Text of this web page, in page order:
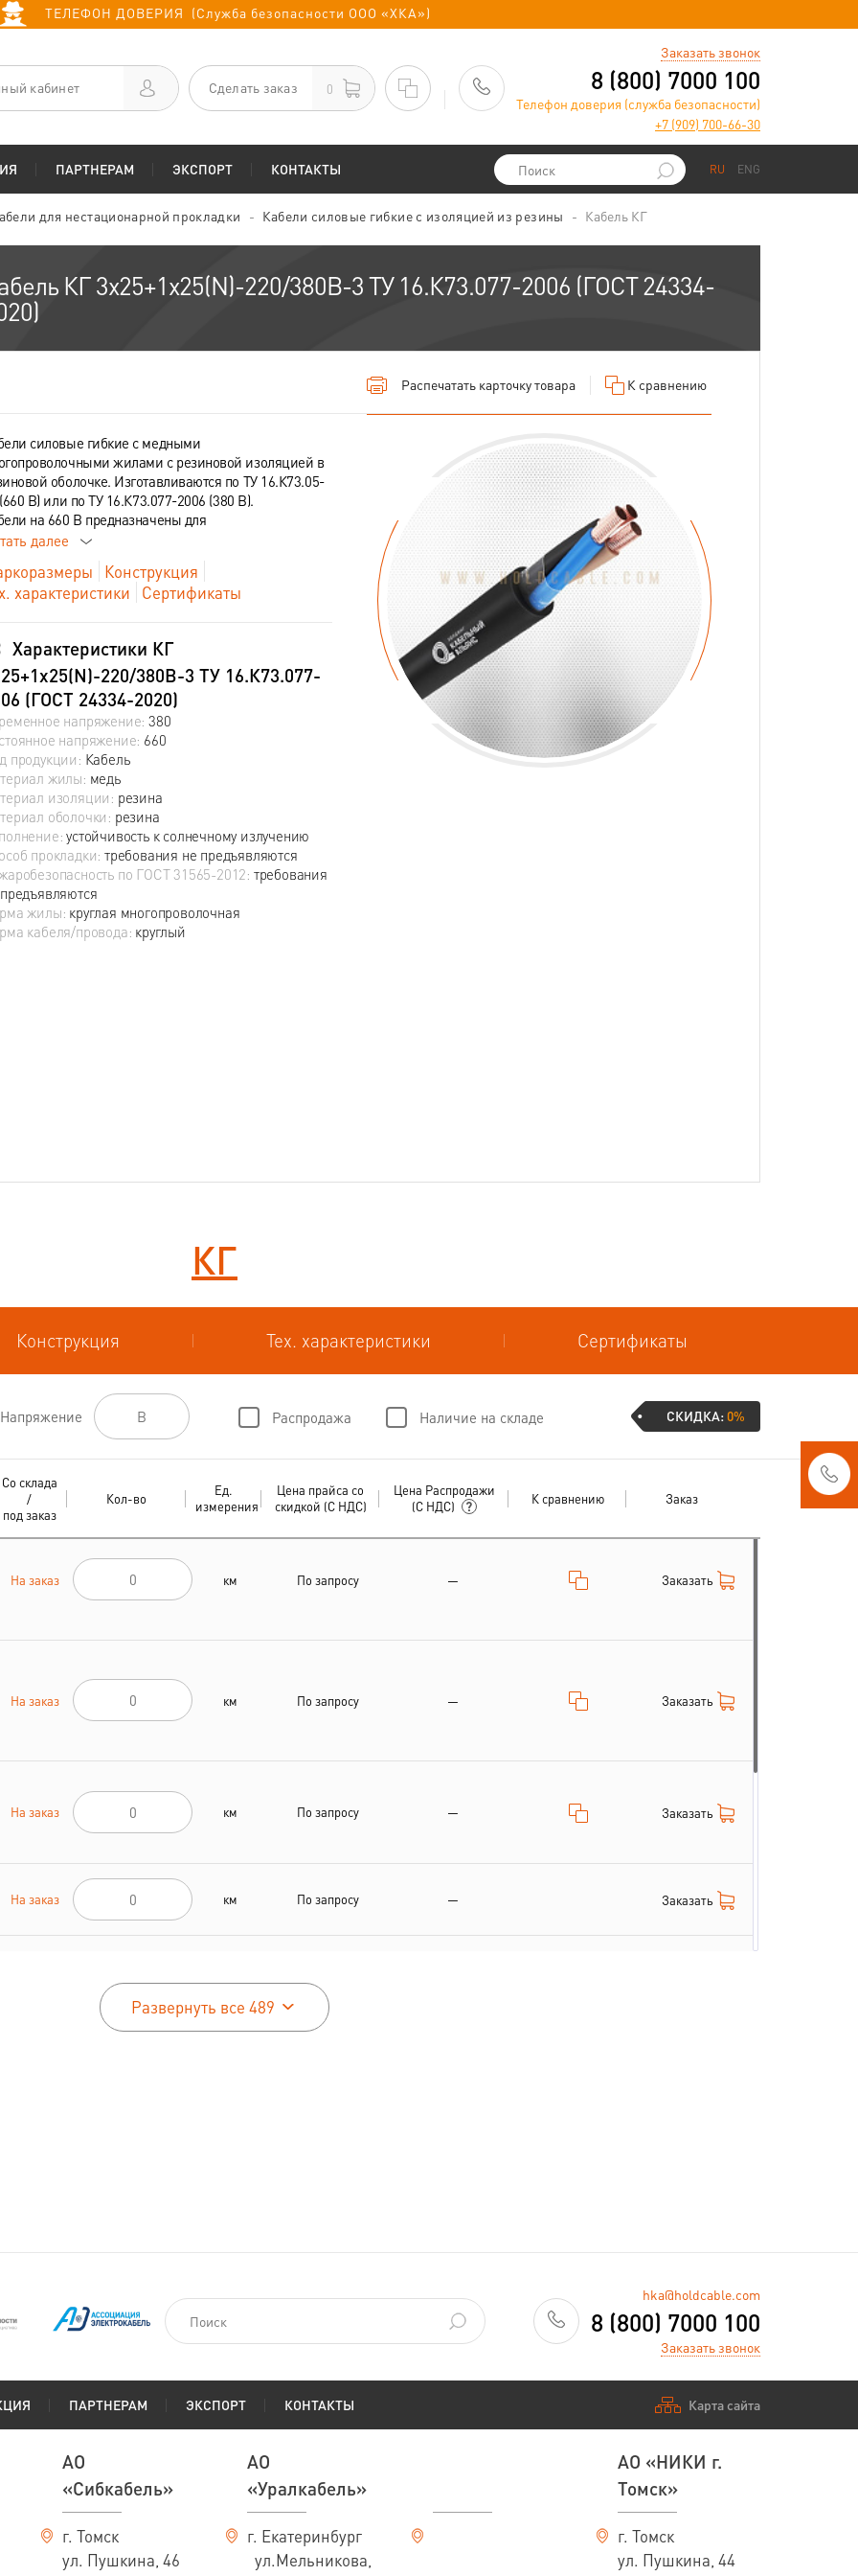
ТЕЛЕФОН ДОВЕРИЯ (Служба безопасности ООО «ХКА»)
кабинет Сделать заказ 0
Заказать звонок
8 (800) 7000 100
Телефон доверия (служба безопасности)
+7 (909) 700-66-30
ПАРТНЕРАМ ЭКСПОРТ КОНТАКТЫ RU ENG
для нестационарной прокладки Кабели силовые гибкие с изоляцией из резины Кабель КГ
КГ 3х25+1х25(N)-220/380В-3 ТУ 16.К73.077-2006 (ГОСТ 24334-
Распечатать карточку товара К сравнению
силовые гибкие с медными
жилами с резиновой изоляцией в
оболочке. Изготавливаются по ТУ 16.К73.05-
В) или по ТУ 16.К73.077-2006 (380 В).
на 660 В предназначены для
далее
Конструкция
характеристики
Сертификаты
Характеристики КГ
220/380В-3 ТУ 16.К73.077-
(ГОСТ 24334-2020)
напряжение: 380
напряжение: 660
продукции: Кабель
жилы: медь
изоляции: резина
оболочки: резина
устойчивость к солнечному излучению
прокладки: требования не предъявляются
по ГОСТ 31565-2012: требования
жилы: круглая многопроволочная
кабеля/провода: круглый
КГ
Конструкция Тех. характеристики Сертификаты
Напряжение Распродажа Наличие на складе СКИДКА:0%
Со склада
/
под заказ
Кол-во
Ед.
измерения
Цена прайса со
скидкой (С НДС)
Цена Распродажи
(С НДС)
К сравнению Заказ
На заказ км По запросу — Заказать
На заказ км По запросу — Заказать
На заказ км По запросу — Заказать
На заказ км По запросу — Заказать
По запросу
Развернуть все 489
hka@holdcable.com
8 (800) 7000 100
Заказать звонок
ПАРТНЕРАМ ЭКСПОРТ КОНТАКТЫ Карта сайта
АО
«Сибкабель»
г. Томск
ул. Пушкина, 46
АО
«Уралкабель»
г. Екатеринбург
ул.Мельникова,
АО «НИКИ г.
Томск»
г. Томск
ул. Пушкина, 44